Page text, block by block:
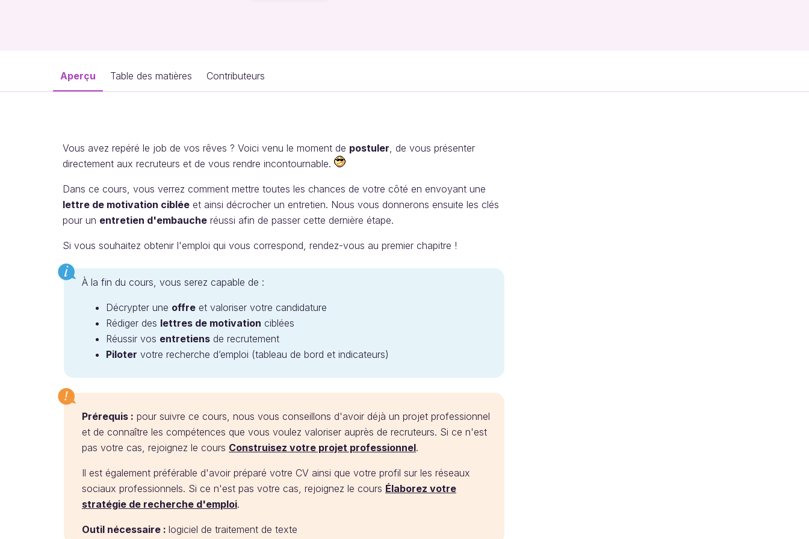
Aperçu Table des matières Contributeurs
Vous avez repéré le job de vos rêves ? Voici venu le moment de postuler, de vous présenter
directement aux recruteurs et de vous rendre incontournable.
Dans ce cours, vous verrez comment mettre toutes les chances de votre côté en envoyant une
lettre de motivation ciblée et ainsi décrocher un entretien. Nous vous donnerons ensuite les clés
pour un entretien d'embauche réussi afin de passer cette dernière étape.
Si vous souhaitez obtenir l'emploi qui vous correspond, rendez-vous au premier chapitre !
À la fin du cours, vous serez capable de :
Décrypter une offre et valoriser votre candidature
Rédiger des lettres de motivation ciblées
Réussir vos entretiens de recrutement
Piloter votre recherche d’emploi (tableau de bord et indicateurs)
Prérequis : pour suivre ce cours, nous vous conseillons d'avoir déjà un projet professionnel
et de connaître les compétences que vous voulez valoriser auprès de recruteurs. Si ce n'est
pas votre cas, rejoignez le cours Construisez votre projet professionnel.
Il est également préférable d'avoir préparé votre CV ainsi que votre profil sur les réseaux
sociaux professionnels. Si ce n'est pas votre cas, rejoignez le cours Élaborez votre
stratégie de recherche d'emploi.
Outil nécessaire : logiciel de traitement de texte